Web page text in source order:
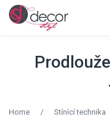
Home / Stínící technika